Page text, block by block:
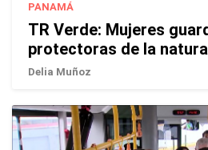
PANAMÁ
TR Verde: Mujeres
protectoras de la
Delia Muñoz